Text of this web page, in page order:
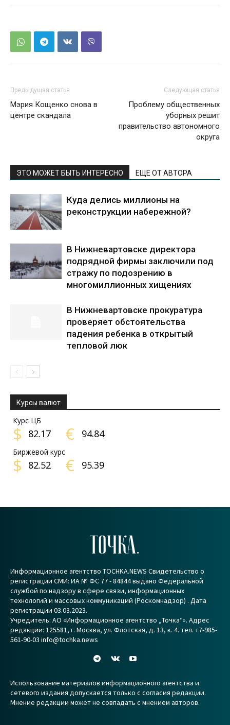
Предыдущая статья
Мэрия Кощенко снова в
центре скандала
Следующая статья
Проблему общественных
уборных решит
правительство автономного
округа
ЭТО МОЖЕТ БЫТЬ ИНТЕРЕСНО ЕЩЕ ОТ АВТОРА
Куда делись миллионы на
реконструкции набережной?
В Нижневартовске директора
подрядной фирмы заключили под
стражу по подозрению в
многомиллионных хищениях
В Нижневартовске прокуратура
проверяет обстоятельства
падения ребенка в открытый
тепловой люк
Курсы валют
Курс ЦБ
$ 82.17 € 94.84
Биржевой курс
$ 82.52 € 95.39
ТОЧКА.
Информационное агентство TOCHKA.NEWS Свидетельство о
регистрации СМИ: ИА № ФС 77 - 84844 выдано Федеральной
службой по надзору в сфере связи, информационных
технологий и массовых коммуникаций (Роскомнадзор) . Дата
регистрации 03.03.2023.
Учредитель: АО «Информационное агентство „Точка“». Адрес
редакции: 125581, г. Москва, ул. Флотская, д. 13, к. 4. тел. +7-985-
561-90-03 info@tochka.news
Использование материалов информационного агентства и
сетевого издания допускается только с согласия редакции.
Мнение редакции может не совпадать с мнением авторов.